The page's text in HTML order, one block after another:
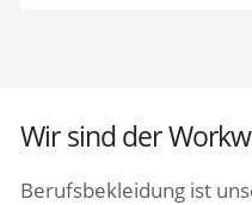
Wir sind der
Berufsbekleidung ist